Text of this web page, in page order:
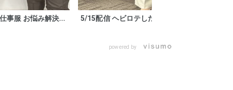
事服 お悩み解決... 5/15配信 ヘビロテしたくなる『お仕事...
powered by